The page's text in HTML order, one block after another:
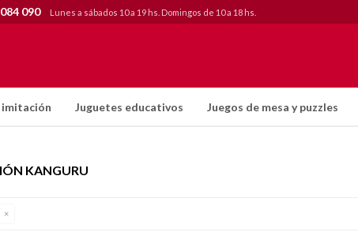
imitación Juguetes educativos Juegos de mesa y puzzles
090 Lunes a sábados 10 a 19 hs. Domingos de 10 a 18 hs.
KANGURU